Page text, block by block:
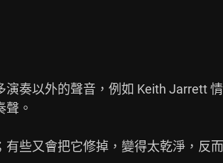
奏以外的聲音，例如 Keith Jarrett
。
些又會把它修掉，變得太乾淨，反